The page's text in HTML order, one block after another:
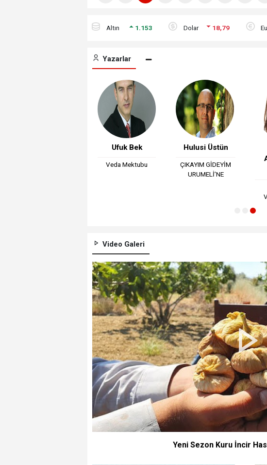
altin 1.153 dolar 18,79
Yazarlar
Ufuk Bek
Veda Mektubu
Hulusi Üstün
ÇIKAYIM GİDEYİM
URUMELİ’NE
Video Galeri
Yeni Sezon Kuru İncir